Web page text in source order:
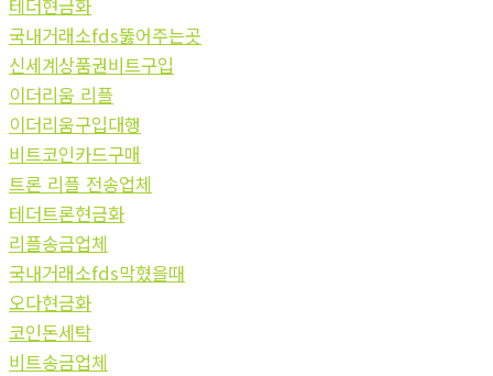
테더현금화
국내거래소fds뚫어주는곳
신세계상품권비트구입
이더리움 리플
이더리움구입대행
비트코인카드구매
트론 리플 전송업체
테더트론현금화
리플송금업체
국내거래소fds막혔을때
오다현금화
코인돈세탁
비트송금업체